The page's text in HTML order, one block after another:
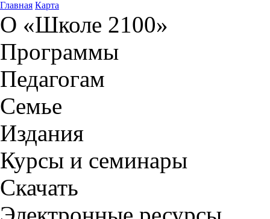
Главная Карта
О «Школе 2100»
Программы
Педагогам
Семье
Издания
Курсы и семинары
Скачать